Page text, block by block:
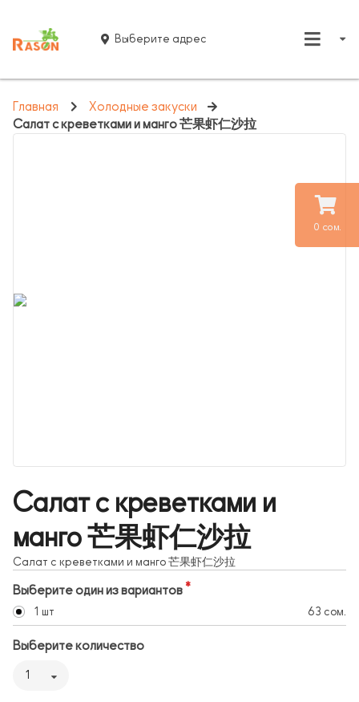
0 сом.
Выберите адрес
Главная
Холодные закуски
Салат с креветками и манго 芒果虾仁沙拉
Салат с креветками и
манго 芒果虾仁沙拉
Салат с креветками и манго 芒果虾仁沙拉
Выберите один из вариантов
1 шт 63 сом.
Выберите количество
1